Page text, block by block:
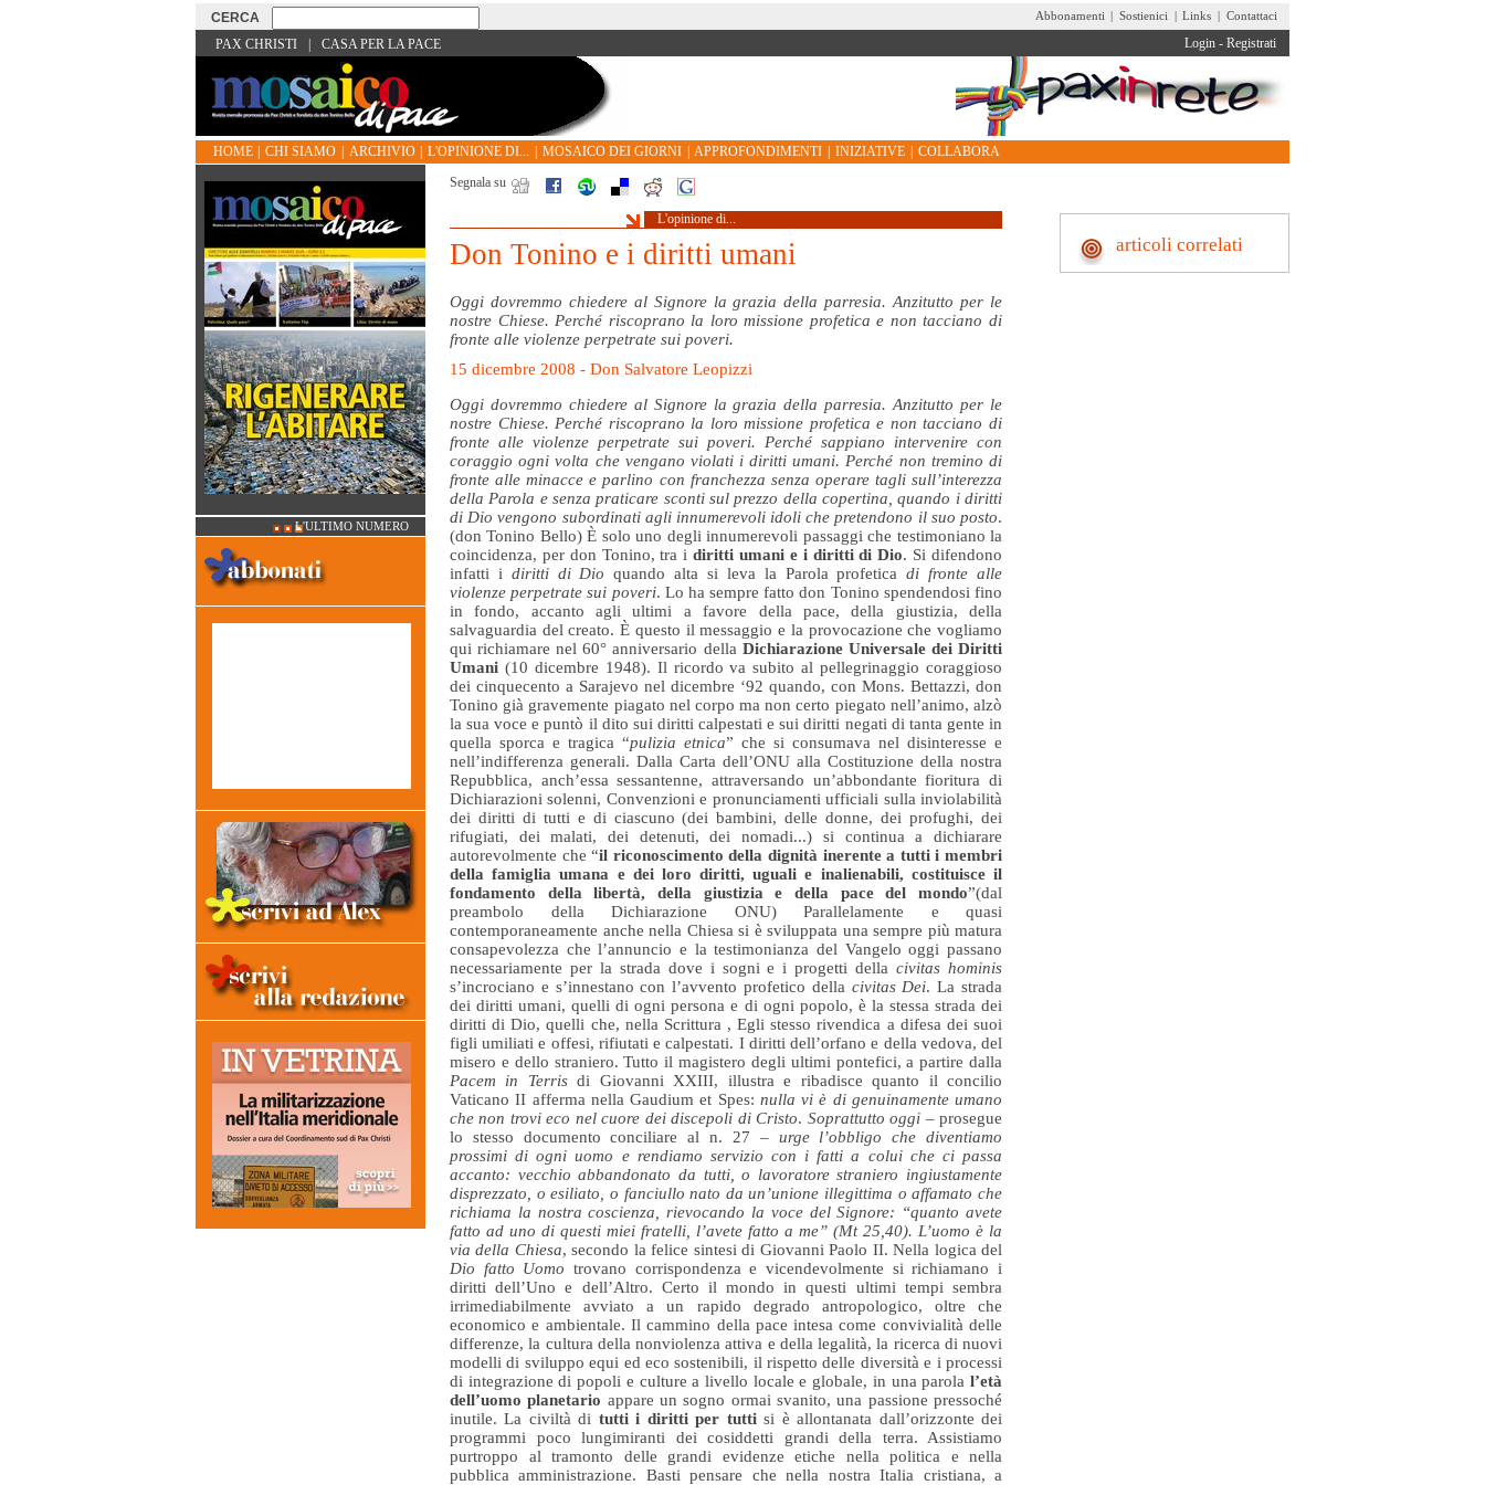
Abbonamenti | Sostienici | Links | Contattaci
PAX CHRISTI CASA PER LA PACE Login - Registrati
HOME CHI SIAMO ARCHIVIO L'OPINIONE DI... MOSAICO DEI GIORNI APPROFONDIMENTI INIZIATIVE
COLLABORA
Segnala su
L'opinione di...
Don Tonino e i diritti umani
Oggi dovremmo chiedere al Signore la grazia della parresia. Anzitutto per le
nostre Chiese. Perché riscoprano la loro missione profetica e non tacciano di
fronte alle violenze perpetrate sui poveri.
15 dicembre 2008 - Don Salvatore Leopizzi
Oggi dovremmo chiedere al Signore la grazia della parresia. Anzitutto per le
nostre Chiese. Perché riscoprano la loro missione profetica e non tacciano di
fronte alle violenze perpetrate sui poveri. Perché sappiano intervenire con
coraggio ogni volta che vengano violati i diritti umani. Perché non tremino di
fronte alle minacce e parlino con franchezza senza operare tagli sull’interezza
della Parola e senza praticare sconti sul prezzo della copertina, quando i diritti
di Dio vengono subordinati agli innumerevoli idoli che pretendono il suo posto.
(don Tonino Bello) È solo uno degli innumerevoli passaggi che testimoniano la
coincidenza, per don Tonino, tra idiritti umani e i diritti di Dio. Si difendono
infatti i diritti di Dio quando alta si leva la Parola profeticadi fronte alle
violenze perpetrate sui poveri. Lo ha sempre fatto don Tonino spendendosi fino
in fondo, accanto agli ultimi a favore della pace, della giustizia, della
salvaguardia del creato. È questo il messaggio e la provocazione che vogliamo
qui richiamare nel 60° anniversario della Dichiarazione Universale dei Diritti
Umani (10 dicembre 1948). Il ricordo va subito al pellegrinaggio coraggioso
dei cinquecento a Sarajevo nel dicembre ‘92 quando, con Mons. Bettazzi, don
Tonino già gravemente piagato nel corpo ma non certo piegato nell’animo, alzò
la sua voce e puntò il dito sui diritti calpestati e sui diritti negati di tanta gente in
quella sporca e tragica “pulizia etnica” che si consumava nel disinteresse e
nell’indifferenza generali. Dalla Carta dell’ONU alla Costituzione della nostra
Repubblica, anch’essa sessantenne, attraversando un’abbondante fioritura di
Dichiarazioni solenni, Convenzioni e pronunciamenti ufficiali sulla inviolabilità
dei diritti di tutti e di ciascuno (dei bambini, delle donne, dei profughi, dei
rifugiati, dei malati, dei detenuti, dei nomadi...) si continua a dichiarare
autorevolmente che “il riconoscimento della dignità inerente a tutti i membri
della famiglia umana e dei loro diritti, uguali e inalienabili, costituisce il
fondamento della libertà, della giustizia e della pace del mondo”(dal
preambolo della Dichiarazione ONU) Parallelamente e quasi
contemporaneamente anche nella Chiesa si è sviluppata una sempre più matura
consapevolezza che l’annuncio e la testimonianza del Vangelo oggi passano
necessariamente per la strada dove i sogni e i progetti dellacivitas hominis
s’incrociano e s’innestano con l’avvento profetico della civitas Dei. La strada
dei diritti umani, quelli di ogni persona e di ogni popolo, è la stessa strada dei
diritti di Dio, quelli che, nella Scrittura , Egli stesso rivendica a difesa dei suoi
figli umiliati e offesi, rifiutati e calpestati. I diritti dell’orfano e della vedova, del
misero e dello straniero. Tutto il magistero degli ultimi pontefici, a partire dalla
Pacem in Terrisdi Giovanni XXIII, illustra e ribadisce quanto il concilio
Vaticano II afferma nella Gaudium et Spes: nulla vi è di genuinamente umano
che non trovi eco nel cuore dei discepoli di Cristo. Soprattutto oggi – prosegue
lo stesso documento conciliare al n. 27 – urge l’obbligo che diventiamo
prossimi di ogni uomo e rendiamo servizio con i fatti a colui che ci passa
accanto: vecchio abbandonato da tutti, o lavoratore straniero ingiustamente
disprezzato, o esiliato, o fanciullo nato da un’unione illegittima o affamato che
richiama la nostra coscienza, rievocando la voce del Signore: “quanto avete
fatto ad uno di questi miei fratelli, l’avete fatto a me” (Mt 25,40). L’uomo è la
via della Chiesa, secondo la felice sintesi di Giovanni Paolo II. Nella logica del
Dio fatto Uomo trovano corrispondenza e vicendevolmente si richiamano i
diritti dell’Uno e dell’Altro. Certo il mondo in questi ultimi tempi sembra
irrimediabilmente avviato a un rapido degrado antropologico, oltre che
economico e ambientale. Il cammino della pace intesa come convivialità delle
differenze, la cultura della nonviolenza attiva e della legalità, la ricerca di nuovi
modelli di sviluppo equi ed eco sostenibili, il rispetto delle diversità e i processi
di integrazione di popoli e culture a livello locale e globale, in una parola l’età
dell’uomo planetario appare un sogno ormai svanito, una passione pressoché
inutile. La civiltà di tutti i diritti per tuttisi è allontanata dall’orizzonte dei
programmi poco lungimiranti dei cosiddetti grandi della terra. Assistiamo
purtroppo al tramonto delle grandi evidenze etiche nella politica e nella
pubblica amministrazione. Basti pensare che nella nostra Italia cristiana, a
L'ULTIMO NUMERO
articoli correlati